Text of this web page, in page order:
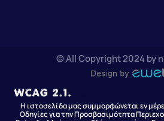
© All Copyright 2024 by
Η ιστοσελίδα μας συμμορφώνεται εν
Οδηγίες για την Προσβασιμότητα